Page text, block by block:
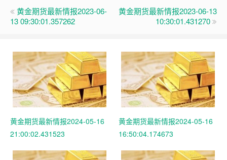
黄金期货最新情报2023-06-
13 09:30:01.357262
黄金期货最新情报2023-06-13
10:30:01.431270
黄金期货最新情报2024-05-16
21:00:02.431523
黄金期货最新情报2024-05-16
16:50:04.174673